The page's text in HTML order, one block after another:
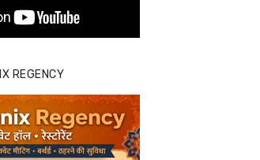
REGENCY